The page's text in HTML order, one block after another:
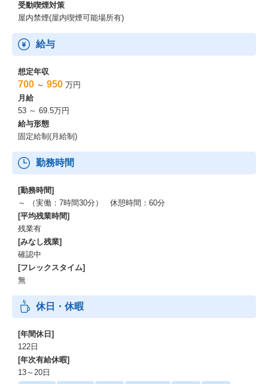
受動喫煙対策
屋内禁煙(屋内喫煙可能場所有)
給与
想定年収
700 ～ 950 万円
月給
53 ～ 69.5万円
給与形態
固定給制(月給制)
勤務時間
[勤務時間]
～ （実働：7時間30分） 休憩時間：60分
[平均残業時間]
残業有
[みなし残業]
確認中
[フレックスタイム]
無
休日・休暇
[年間休日]
122日
[年次有給休暇]
13～20日